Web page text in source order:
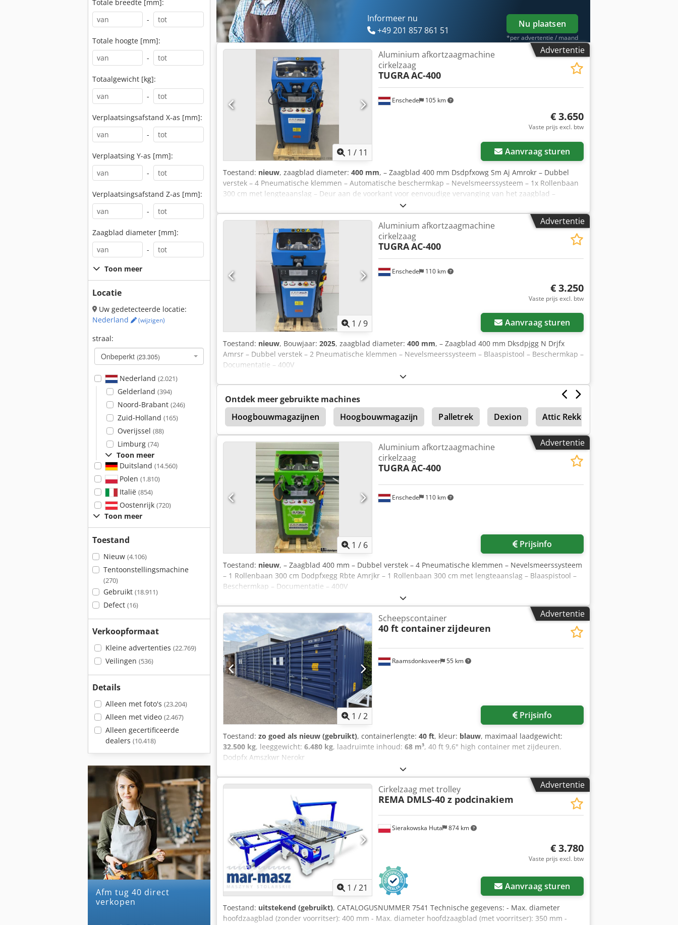
Totale breedte [mm]:
-
Totale hoogte [mm]:
-
Totaalgewicht [kg]:
-
Verplaatsingsafstand X-as [mm]:
-
Verplaatsing Y-as [mm]:
-
Verplaatsingsafstand Z-as [mm]:
-
Zaagblad diameter [mm]:
-
Toon meer
Locatie
Uw gedetecteerde locatie:
Nederland
(wijzigen)
straal:
Onbeperkt (23.305)
Nederland (2.021)
Gelderland (394)
Noord-Brabant (246)
Zuid-Holland (165)
Overijssel (88)
Limburg (74)
Toon meer
Duitsland (14.560)
Polen (1.810)
Italië (854)
Oostenrijk (720)
Toon meer
Toestand
Nieuw (4.106)
Tentoonstellingsmachine
(270)
Gebruikt (18.911)
Defect (16)
Verkoopformaat
Kleine advertenties (22.769)
Veilingen (536)
Details
Alleen met foto's (23.204)
Alleen met video (2.467)
Alleen gecertificeerde
dealers (10.418)
afm tug 40 direct
verkopen
Informeer nu
+49 201 857 861 51
Nu plaatsen
*per advertentie / maand
Advertentie
1 / 11
Enschede 105 km
Aluminium afkortzaagmachine
cirkelzaag
TUGRAAC-400
€ 3.650
Vaste prijs excl. btw
Aanvraag sturen
Toestand: nieuw, zaagblad diameter: 400 mm, – Zaagblad 400 mm Dsdpfxowg Sm Aj Amrokr – Dubbel
verstek – 4 Pneumatische klemmen – Automatische beschermkap – Nevelsmeerssysteem – 1x Rollenbaan
300 cm met lengteaanslag – Deur aan de voorkant voor eenvoudige vervanging van het zaagblad –
Advertentie
1 /9
Enschede 110 km
Aluminium afkortzaagmachine
cirkelzaag
TUGRAAC-400
€ 3.250
Vaste prijs excl. btw
Aanvraag sturen
Toestand: nieuw, Bouwjaar: 2025, zaagblad diameter: 400 mm, – Zaagblad 400 mm Dksdpjgg N Drjfx
Amrsr – Dubbel verstek – 2 Pneumatische klemmen – Nevelsmeerssysteem – Blaaspistool – Beschermkap –
Documentatie – 400V
Ontdek meer gebruikte machines
Hoogbouwmagazijnen
Hoogbouwmagazijn Palletrek Dexion Attic Rekken
Longitudinale Cirkelzagen
Advertentie
1 / 6
Enschede 110 km
Aluminium afkortzaagmachine
cirkelzaag
TUGRAAC-400
Prijsinfo
Toestand: nieuw, – Zaagblad 400 mm – Dubbel verstek – 4 Pneumatische klemmen – Nevelsmeerssysteem
– 1 Rollenbaan 300 cm Dodpfxegg Rbte Amrjkr – 1 Rollenbaan 300 cm met lengteaanslag – Blaaspistool –
Beschermkap – Documentatie – 400V
Advertentie
1 /2
Raamsdonksveer 55 km
Scheepscontainer
40 ft containerzijdeuren
Prijsinfo
Toestand: zo goed als nieuw (gebruikt), containerlengte: 40 ft, kleur: blauw, maximaal laadgewicht:
32.500 kg, leeggewicht: 6.480 kg, laadruimte inhoud: 68 m³, 40 ft 9,6" high container met zijdeuren.
Dodpfx Amszkwr Nerokr
Advertentie
1 /21
Sierakowska Huta 874 km
Cirkelzaag met trolley
REMA DMLS-40 z podcinakiem
€ 3.780
Vaste prijs excl. btw
Aanvraag sturen
Toestand: uitstekend (gebruikt), CATALOGUSNUMMER 7541 Technische gegevens: - Max. diameter
hoofdzaagblad (zonder voorritser): 400 mm - Max. diameter hoofdzaagblad (met voorritser): 350 mm -